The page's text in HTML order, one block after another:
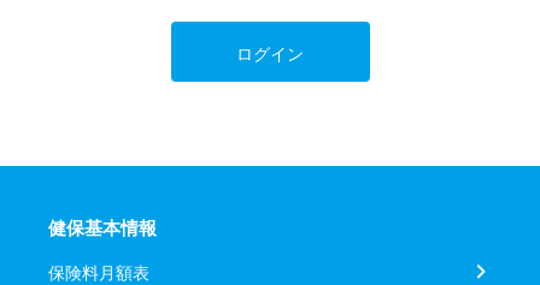
ログイン
健保基本情報
保険料月額表